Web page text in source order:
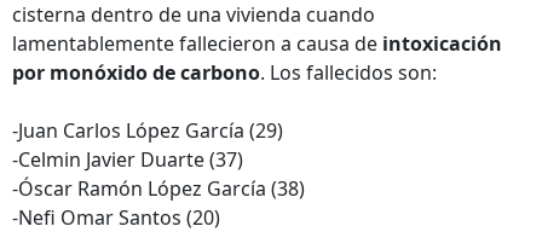
cisterna dentro de una vivienda cuando
lamentablemente fallecieron a causa de intoxicación
por monóxido de carbono. Los fallecidos son:
-Juan Carlos López García (29)
-Celmin Javier Duarte (37)
-Óscar Ramón López García (38)
-Nefi Omar Santos (20)